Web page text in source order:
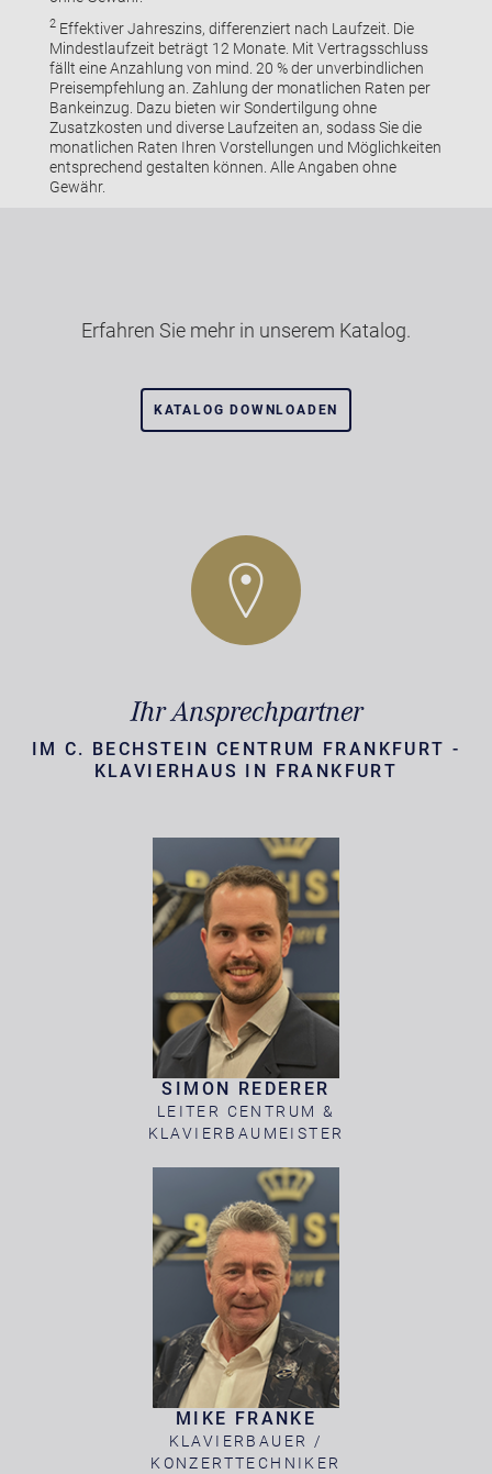
2Effektiver Jahreszins, differenziert nach Laufzeit. Die
Mindestlaufzeit beträgt 12 Monate. Mit Vertragsschluss
fällt eine Anzahlung von mind. 20 % der unverbindlichen
Preisempfehlung an. Zahlung der monatlichen Raten per
Bankeinzug. Dazu bieten wir Sondertilgung ohne
Zusatzkosten und diverse Laufzeiten an, sodass Sie die
monatlichen Raten Ihren Vorstellungen und Möglichkeiten
entsprechend gestalten können. Alle Angaben ohne
Gewähr.
Erfahren Sie mehr in unserem Katalog.
KATALOG DOWNLOADEN
Ihr Ansprechpartner
IM C. BECHSTEIN CENTRUM FRANKFURT -
KLAVIERHAUS IN FRANKFURT
SIMON REDERER
LEITER CENTRUM &
KLAVIERBAUMEISTER
MIKE FRANKE
KLAVIERBAUER /
KONZERTTECHNIKER